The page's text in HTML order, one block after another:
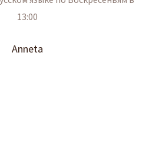
13:00
Anneta